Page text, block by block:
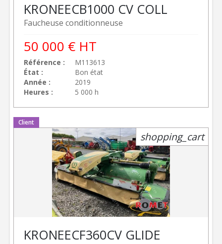
Faucheuse conditionneuse
KRONEECB1000 CV COLL
Référence
M113613
État
Bon état
Année
2019
Heures
5 000 h
50 000 € HT
Client
KRONEECF360CV GLIDE
shopping_cart